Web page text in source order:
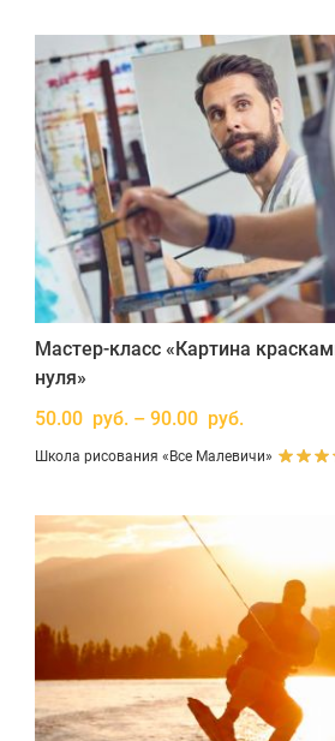
Мастер-класс «Картина
нуля»
50.00 руб. – 90.00 руб.
Школа рисования «Все Малевичи»